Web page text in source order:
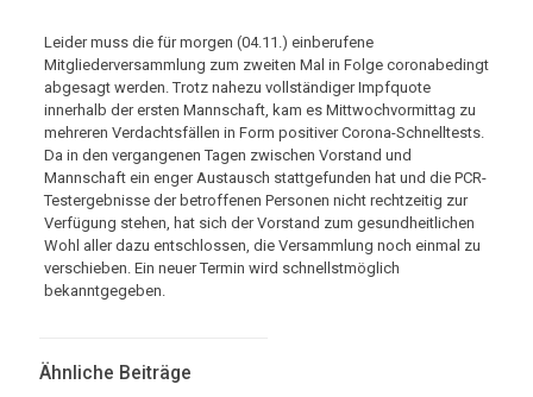
Leider muss die für morgen (04.11.) einberufene
Mitgliederversammlung zum zweiten Mal in Folge coronabedingt
abgesagt werden. Trotz nahezu vollständiger Impfquote
innerhalb der ersten Mannschaft, kam es Mittwochvormittag zu
mehreren Verdachtsfällen in Form positiver Corona-Schnelltests.
Da in den vergangenen Tagen zwischen Vorstand und
Mannschaft ein enger Austausch stattgefunden hat und die PCR-
Testergebnisse der betroffenen Personen nicht rechtzeitig zur
Verfügung stehen, hat sich der Vorstand zum gesundheitlichen
Wohl aller dazu entschlossen, die Versammlung noch einmal zu
verschieben. Ein neuer Termin wird schnellstmöglich
bekanntgegeben.
Ähnliche Beiträge